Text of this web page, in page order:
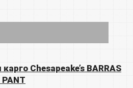
Chesapeake’s BARRAS
PANT